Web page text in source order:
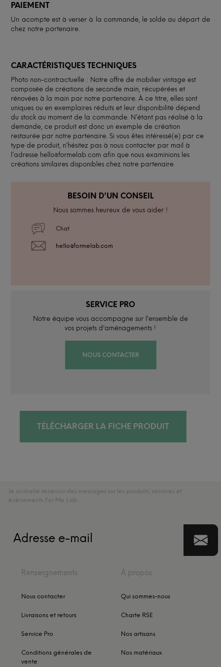
PAIEMENT
Un acompte est à verser à la commande, le solde au départ de
chez notre partenaire.
CARACTÉRISTIQUES TECHNIQUES
Photo non-contractuelle : Notre offre de mobilier vintage est
composée de créations de seconde main, récupérées et
rénovées à la main par notre partenaire. À ce titre, elles sont
uniques ou en exemplaires réduits et leur disponibilité dépend
du stock au moment de la commande. N’étant pas réalisé à la
demande, ce produit est donc un exemple de création
restaurée par notre partenaire. Si vous êtes intéressé(e) par ce
type de produit, n’hésitez pas à nous contacter par mail à
l’adresse hello@formelab.com afin que nous examinions les
créations similaires disponibles chez notre partenaire.
BESOIN D'UN CONSEIL
Nous sommes heureux de vous aider !
Chat
hello@formelab.com
SERVICE PRO
Notre équipe vous accompagne sur l'ensemble de
vos projets d'aménagements !
NOUS CONTACTER
TÉLÉCHARGER LA FICHE PRODUIT
Je souhaite recevoir des messages sur les produits, services et
événements For Me Lab.
Renseignements
Nous contacter
Livraisons et retours
Service Pro
Conditions générales de
vente
À propos
Qui sommes-nous
Charte RSE
Nos artisans
Nos matériaux